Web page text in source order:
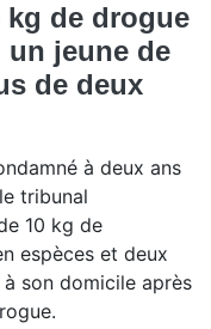
kg de drogue
jeune de
de deux
à deux ans
tribunal
10 kg de
espèces et deux
son domicile après